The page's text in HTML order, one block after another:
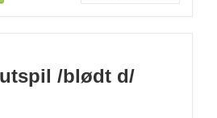
/blødt d/